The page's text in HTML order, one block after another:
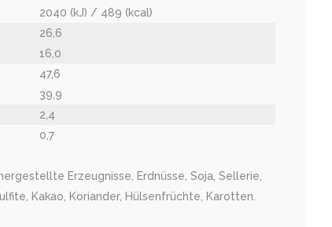
2040 (kJ) / 489 (kcal)
26,6
16,0
47,6
39,9
2,4
0,7
Erzeugnisse, Erdnüsse, Soja, Sellerie,
Kakao, Koriander, Hülsenfrüchte, Karotten.